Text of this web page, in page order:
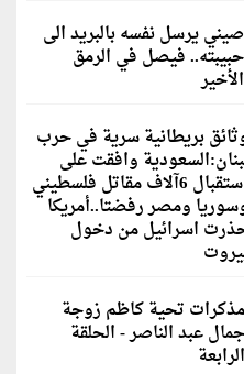
صيني يرسل نفسه بالبريد الى
حبيبته.. فيصل في الرمق
الأخير
بريطانية سرية في حرب
وافقت على
استقبال 6آلاف مقاتل فلسطيني
ومصر رفضتا..أمريكا
اسرائيل من دخول
مذكرات تحية كاظم زوجة
جمال عبد الناصر - الحلقة
الرابعة